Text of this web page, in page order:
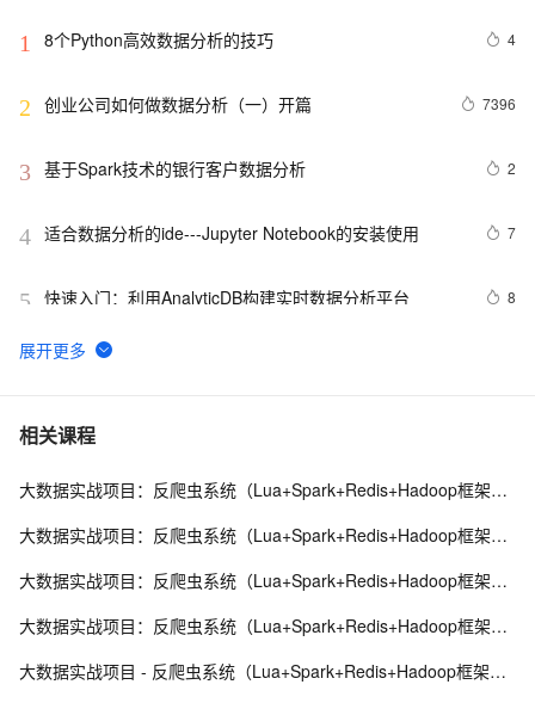
1 8个Python高效数据分析的技巧 4
2 创业公司如何做数据分析（一）开篇 7396
3 基于Spark技术的银行客户数据分析 2
4 适合数据分析的ide---Jupyter Notebook的安装使用 7
5 快速入门：利用AnalyticDB构建实时数据分析平台 8
6 MySQL中的WITH ROLLUP子句：优化数据分析与汇总
7 机器学习系列(4)_数据分析之Kaggle鸢尾花iris（上）
8 10 个最佳地理空间数据分析 GIS 软件 下
数据分析（上）
10带你读《Apache Doris 案例集》——06 Apache   Doris
相关课程
大数据实战项目：反爬虫系统（Lua+Spark+Redis+Hadoop框架搭建）第一阶段
大数据实战项目：反爬虫系统（Lua+Spark+Redis+Hadoop框架搭建）第三阶段
大数据实战项目：反爬虫系统（Lua+Spark+Redis+Hadoop框架搭建）第四阶段
大数据实战项目：反爬虫系统（Lua+Spark+Redis+Hadoop框架搭建）第五阶段
大数据实战项目 - 反爬虫系统（Lua+Spark+Redis+Hadoop框架搭建）第六阶段